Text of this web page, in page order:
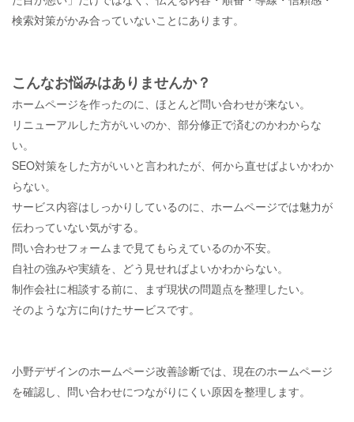
検索対策がかみ合っていないことにあります。
こんなお悩みはありませんか？
ホームページを作ったのに、ほとんど問い合わせが来ない。
リニューアルした方がいいのか、部分修正で済むのかわからな
い。
SEO対策をした方がいいと言われたが、何から直せばよいかわか
らない。
サービス内容はしっかりしているのに、ホームページでは魅力が
伝わっていない気がする。
問い合わせフォームまで見てもらえているのか不安。
自社の強みや実績を、どう見せればよいかわからない。
制作会社に相談する前に、まず現状の問題点を整理したい。
そのような方に向けたサービスです。
小野デザインのホームページ改善診断では、現在のホームページ
を確認し、問い合わせにつながりにくい原因を整理します。